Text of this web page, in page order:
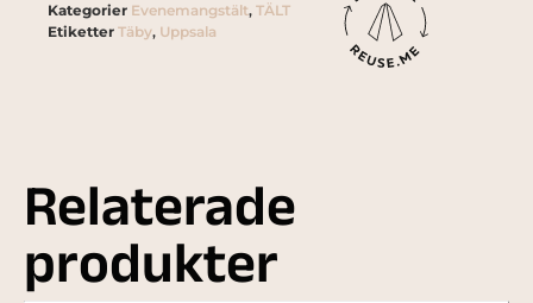
Kategorier Evenemangstält, TÄLT
Etiketter Täby, Uppsala
Relaterade
produkter